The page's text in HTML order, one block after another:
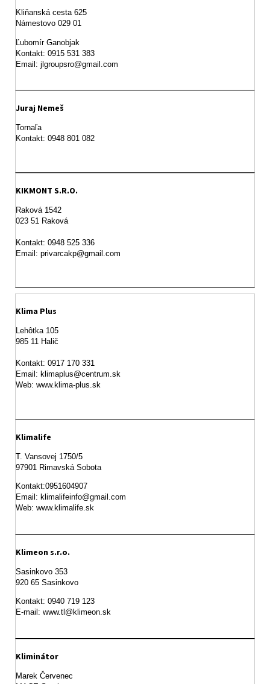
Kliňanská cesta 625
Námestovo 029 01
Ľubomír Ganobjak
Kontakt: 0915 531 383
Email: jlgroupsro@gmail.com
Juraj Nemeš
Tornaľa
Kontakt: 0948 801 082
KIKMONT S.R.O.
Raková 1542
023 51 Raková
Kontakt: 0948 525 336
Email: privarcakp@gmail.com
Klima Plus
Lehôtka 105
985 11 Halič
Kontakt: 0917 170 331
Email: klimaplus@centrum.sk
Klimalife
T. Vansovej 1750/5
97901 Rimavská Sobota
Kontakt:0951604907
Email: klimalifeinfo@gmail.com
Web: www.klimalife.sk
Klimeon s.r.o.
Sasinkovo 353
920 65 Sasinkovo
Kontakt: 0940 719 123
E-mail: www.tl@klimeon.sk
Kliminátor
Marek Červenec